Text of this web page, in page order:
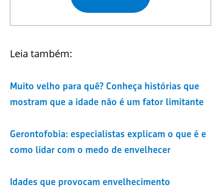
Leia também:
Muito velho para quê? Conheça histórias que
mostram que a idade não é um fator limitante
Gerontofobia: especialistas explicam o que é e
como lidar com o medo de envelhecer
Idades que provocam envelhecimento